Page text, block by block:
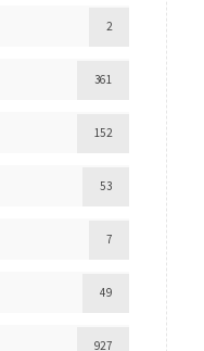
2
361
152
53
7
49
927